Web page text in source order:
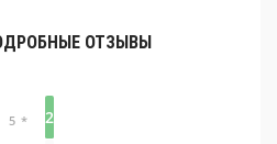
ОТЗЫВЫ
5 * 2